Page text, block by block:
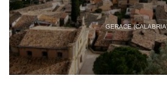
GERACE